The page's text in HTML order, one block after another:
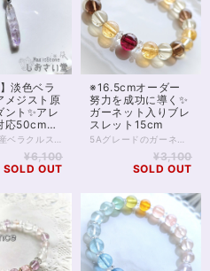
】淡色ベラ
メジスト原
ント✨アレ
応50cmチ
¥6,100
SOLD OUT
※16.5cmオーダー
努力を成功に導く✨
ガーネット入りブレ
スレット15cm
¥3,100
SOLD OUT